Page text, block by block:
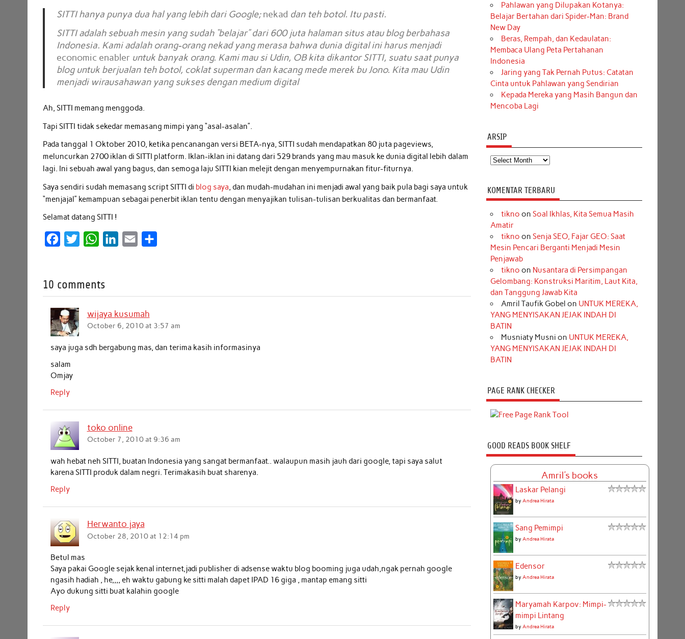
SITTI hanya punya dua hal yang lebih dari Google;nekad dan teh botol. Itu pasti.
SITTI adalah sebuah mesin yang sudah “belajar” dari 600 juta halaman situs atau blog berbahasa
Indonesia. Kami adalah orang-orang nekad yang merasa bahwa dunia digital ini harus menjadi
economic enabler untuk banyak orang. Kami mau si Udin, OB kita dikantor SITTI, suatu saat punya
blog untuk berjualan teh botol, coklat superman dan kacang mede merek bu Jono. Kita mau Udin
menjadi wirausahawan yang sukses dengan medium digital
Ah, SITTI memang menggoda.
Tapi SITTI tidak sekedar memasang mimpi yang “asal-asalan”.
Pada tanggal 1 Oktober 2010, ketika pencanangan versi BETA-nya, SITTI sudah mendapatkan 80 juta pageviews,
meluncurkan 2700 iklan di SITTI platform. Iklan-iklan ini datang dari 529 brands yang mau masuk ke dunia digital lebih dalam
lagi. Ini sebuah awal yang bagus, dan semoga laju SITTI kian melejit dengan menyempurnakan fitur-fiturnya.
Saya sendiri sudah memasang script SITTI di blog saya , dan mudah-mudahan ini menjadi awal yang baik pula bagi saya untuk
“menjajal” kemampuan sebagai penerbit iklan tentu dengan menyajikan tulisan-tulisan berkualitas dan bermanfaat.
Selamat datang SITTI !
e
b
o
o
k
t
t
W
t
s
A
p
p
e
d
I
n
l
e
10 comments
wijaya kusumah
October 6, 2010 at 3:57 am
saya juga sdh bergabung mas, dan terima kasih informasinya
salam
Omjay
Reply
toko online
October 7, 2010 at 9:36 am
wah hebat neh SITTI, buatan Indonesia yang sangat bermanfaat.. walaupun masih jauh dari google, tapi saya salut
karena SITTI produk dalam negri. Terimakasih buat sharenya.
Reply
Herwanto jaya
October 28, 2010 at 12:14 pm
Betul mas
Saya pakai Google sejak kenal internet,jadi publisher di adsense waktu blog booming juga udah,ngak pernah google
ngasih hadiah , he,,,, eh waktu gabung ke sitti malah dapet IPAD 16 giga , mantap emang sitti
Ayo dukung sitti buat kalahin google
Reply
Pahlawan yang Dilupakan Kotanya:
Belajar Bertahan dari Spider-Man: Brand
New Day
Beras, Rempah, dan Kedaulatan:
Membaca Ulang Peta Pertahanan
Indonesia
Jaring yang Tak Pernah Putus: Catatan
Cinta untuk Pahlawan yang Sendirian
Kepada Mereka yang Masih Bangun dan
Mencoba Lagi
ARSIP
Arsip
KOMENTAR TERBARU
tikno on Soal Ikhlas, Kita Semua Masih
Amatir
tikno on Senja SEO, Fajar GEO: Saat
Mesin Pencari Berganti Menjadi Mesin
Penjawab
tikno on Nusantara di Persimpangan
Gelombang: Konstruksi Maritim, Laut Kita,
dan Tanggung Jawab Kita
Amril Taufik Gobel on UNTUK MEREKA,
YANG MENYISAKAN JEJAK INDAH DI
BATIN
Musniaty Musni on UNTUK MEREKA,
YANG MENYISAKAN JEJAK INDAH DI
BATIN
PAGE RANK CHECKER
GOOD READS BOOK SHELF
Amril's books
Laskar Pelangi
by Andrea Hirata
Sang Pemimpi
by Andrea Hirata
Edensor
by Andrea Hirata
Maryamah Karpov: Mimpi-
mimpi Lintang
by Andrea Hirata